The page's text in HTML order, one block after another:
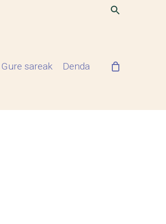
Gure sareak Denda